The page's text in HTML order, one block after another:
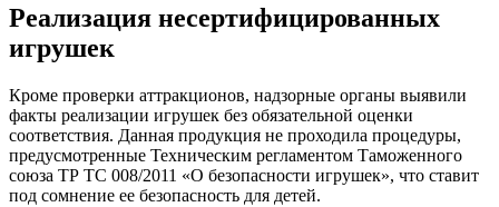
Реализация несертифицированных
игрушек
Кроме проверки аттракционов, надзорные органы выявили
факты реализации игрушек без обязательной оценки
соответствия. Данная продукция не проходила процедуры,
предусмотренные Техническим регламентом Таможенного
союза ТР ТС 008/2011 «О безопасности игрушек», что ставит
под сомнение ее безопасность для детей.